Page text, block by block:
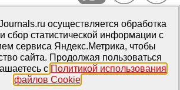
изданий PsyJournals.ru, 2007–2026
материалов
СМИЭл № ФС77-66447 от 14 июля
МГППУ
осуществляется обработка
сбор статистической информации с
сервиса Яндекс.Метрика, чтобы
сайта. Продолжая пользоваться
с Политикой использования
файлов Cookie.